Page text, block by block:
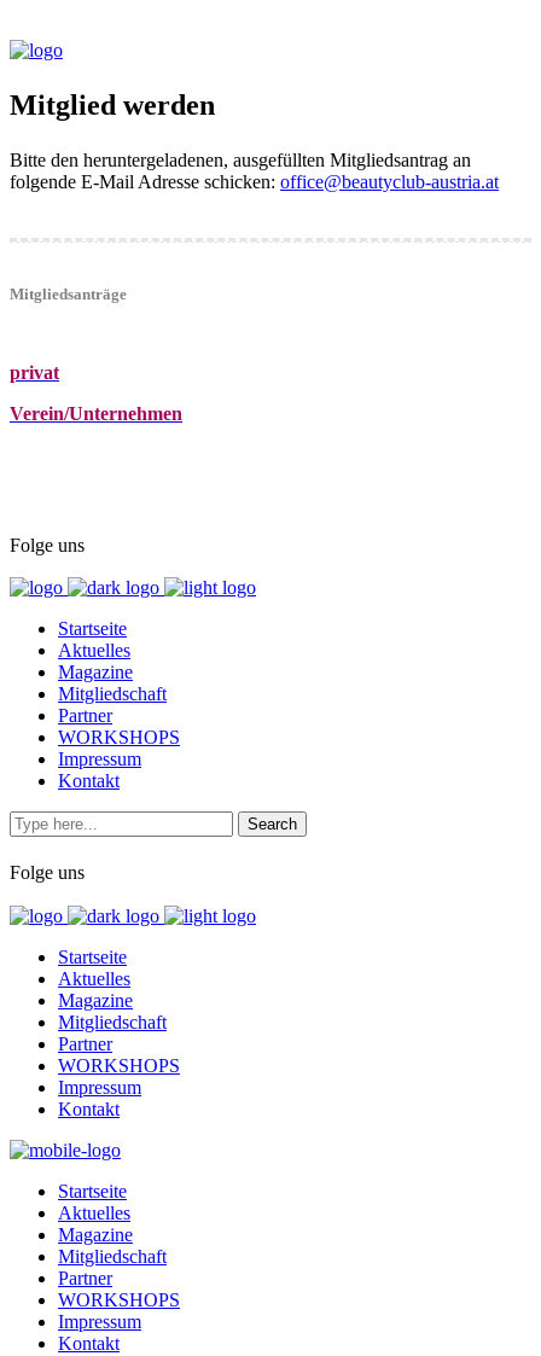
Mitglied werden
Bitte den heruntergeladenen, ausgefüllten Mitgliedsantrag an
folgende E-Mail Adresse schicken: office@beautyclub-austria.at
Mitgliedsanträge
privat
Verein/Unternehmen
Folge uns
Startseite
Aktuelles
Magazine
Mitgliedschaft
Partner
WORKSHOPS
Impressum
Kontakt
Folge uns
Startseite
Aktuelles
Magazine
Mitgliedschaft
Partner
WORKSHOPS
Impressum
Kontakt
Startseite
Aktuelles
Magazine
Mitgliedschaft
Partner
WORKSHOPS
Impressum
Kontakt